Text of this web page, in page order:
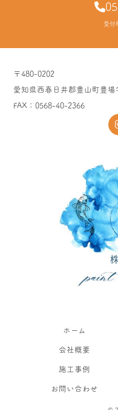
受付
〒480-0202
愛知県西春日井郡豊山町豊場
FAX：0568-40-2366
ホーム
会社概要
施工事例
お問い合わせ